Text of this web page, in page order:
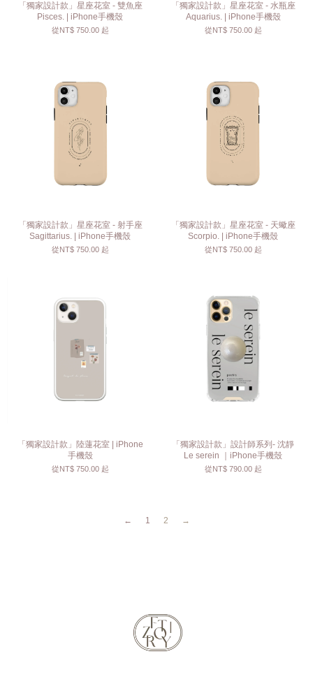
「獨家設計款」星座花室 - 雙魚座
Pisces. | iPhone手機殼
從NT$ 750.00 起
「獨家設計款」星座花室 - 水瓶座
Aquarius. | iPhone手機殼
從NT$ 750.00 起
「獨家設計款」星座花室 - 射手座
Sagittarius. | iPhone手機殼
從NT$ 750.00 起
「獨家設計款」星座花室 - 天蠍座
Scorpio. | iPhone手機殼
從NT$ 750.00 起
「獨家設計款」陸蓮花室 | iPhone
手機殼
從NT$ 750.00 起
「獨家設計款」設計師系列- 沈靜
Le serein ｜iPhone手機殼
從NT$ 790.00 起
← 1 2 →